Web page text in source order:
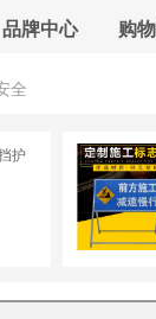
品牌中心 购
全
护